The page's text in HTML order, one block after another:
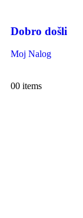
Dobro došli
Moj Nalog
00 items